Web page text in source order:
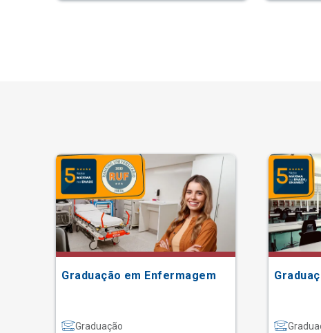
Graduação em Enfermagem
Graduação